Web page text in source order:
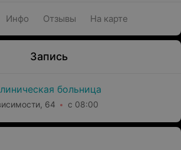
Инфо Отзывы На карте
Запись
больница
64 с 08:00